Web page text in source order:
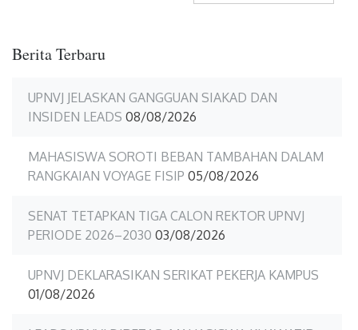
Berita Terbaru
UPNVJ JELASKAN GANGGUAN SIAKAD DAN
INSIDEN LEADS 08/08/2026
MAHASISWA SOROTI BEBAN TAMBAHAN DALAM
RANGKAIAN VOYAGE FISIP 05/08/2026
SENAT TETAPKAN TIGA CALON REKTOR UPNVJ
PERIODE 2026–2030 03/08/2026
UPNVJ DEKLARASIKAN SERIKAT PEKERJA KAMPUS
01/08/2026